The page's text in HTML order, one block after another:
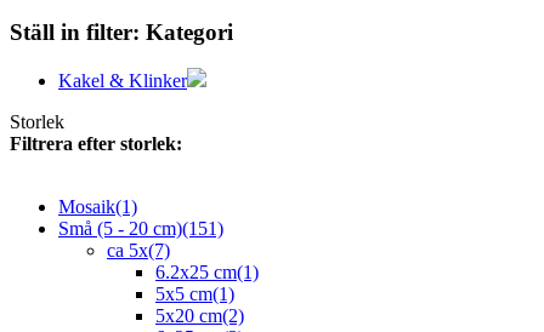
Ställ in filter: Kategori
Kakel & Klinker
Storlek
Filtrera efter storlek:
Mosaik(1)
Små (5 - 20 cm)(151)
ca 5x(7)
6.2x25 cm(1)
5x5 cm(1)
5x20 cm(2)